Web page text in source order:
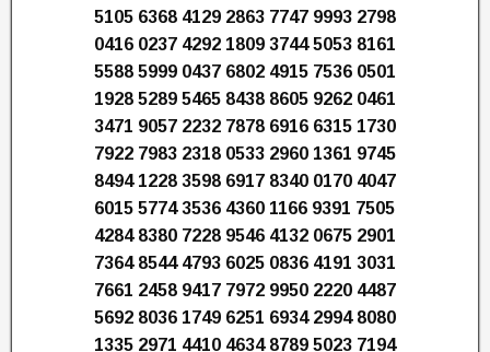
5105 6368 4129 2863 7747 9993 2798
0416 0237 4292 1809 3744 5053 8161
5588 5999 0437 6802 4915 7536 0501
1928 5289 5465 8438 8605 9262 0461
3471 9057 2232 7878 6916 6315 1730
7922 7983 2318 0533 2960 1361 9745
8494 1228 3598 6917 8340 0170 4047
6015 5774 3536 4360 1166 9391 7505
4284 8380 7228 9546 4132 0675 2901
7364 8544 4793 6025 0836 4191 3031
7661 2458 9417 7972 9950 2220 4487
5692 8036 1749 6251 6934 2994 8080
1335 2971 4410 4634 8789 5023 7194